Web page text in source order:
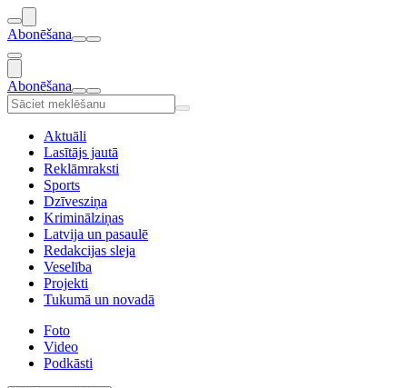
Abonēšana
Abonēšana
Aktuāli
Lasītājs jautā
Reklāmraksti
Sports
Dzīvesziņa
Kriminālziņas
Latvija un pasaulē
Redakcijas sleja
Veselība
Projekti
Tukumā un novadā
Foto
Video
Podkāsti